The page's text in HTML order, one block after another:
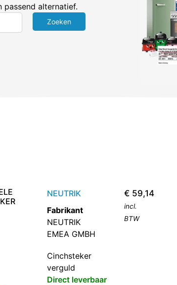
alternatief.
NEUTRIK
Fabrikant
NEUTRIK
EMEA GMBH
Cinchsteker
verguld
Direct leverbaar
€ 59,14
incl.
BTW